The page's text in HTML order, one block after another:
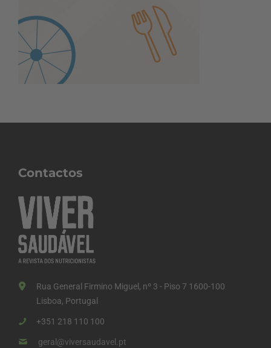
Contactos
Rua General Firmino Miguel, nº 3 - Piso 7 1600-100
Lisboa, Portugal
+351 218 110 100
geral@viversaudavel.pt